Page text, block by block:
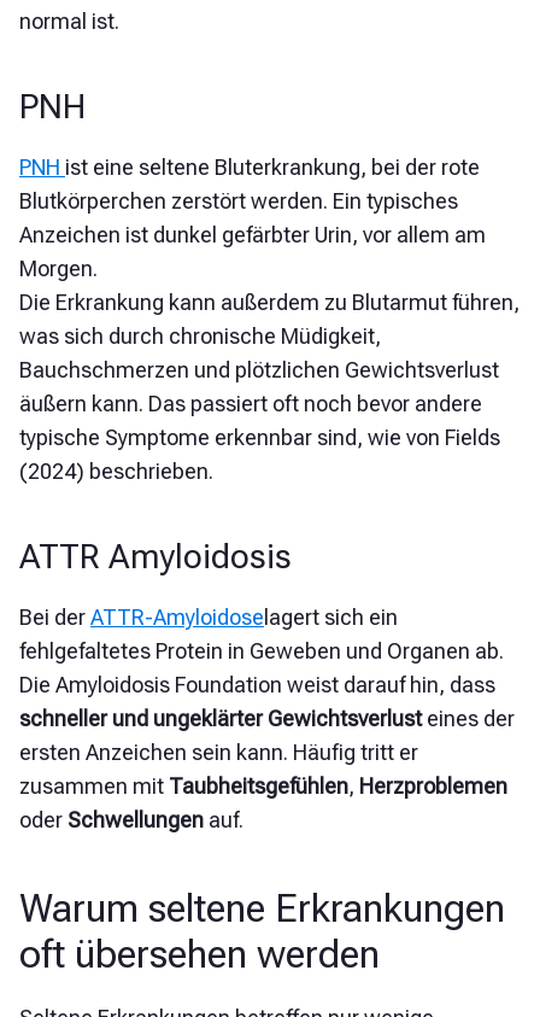
normal ist.
PNH
PNH ist eine seltene Bluterkrankung, bei der rote
Blutkörperchen zerstört werden. Ein typisches
Anzeichen ist dunkel gefärbter Urin, vor allem am
Morgen.
Die Erkrankung kann außerdem zu Blutarmut führen,
was sich durch chronische Müdigkeit,
Bauchschmerzen und plötzlichen Gewichtsverlust
äußern kann. Das passiert oft noch bevor andere
typische Symptome erkennbar sind, wie von Fields
(2024) beschrieben.
ATTR Amyloidosis
Bei derATTR-Amyloidose lagert sich ein
fehlgefaltetes Protein in Geweben und Organen ab.
Die Amyloidosis Foundation weist darauf hin, dass
schneller und ungeklärter Gewichtsverlust eines der
ersten Anzeichen sein kann. Häufig tritt er
zusammen mit Taubheitsgefühlen, Herzproblemen
oder Schwellungen auf.
Warum seltene Erkrankungen
oft übersehen werden